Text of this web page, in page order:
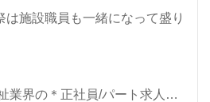
施設職員も一緒になって盛り
業界の＊正社員/パート求人探